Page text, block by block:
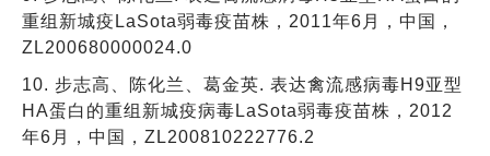
重组新城疫LaSota弱毒疫苗株，2011年6月，中国，
ZL200680000024.0
10. 步志高、陈化兰、葛金英. 表达禽流感病毒H9亚型
HA蛋白的重组新城疫病毒LaSota弱毒疫苗株，2012
年6月，中国，ZL200810222776.2